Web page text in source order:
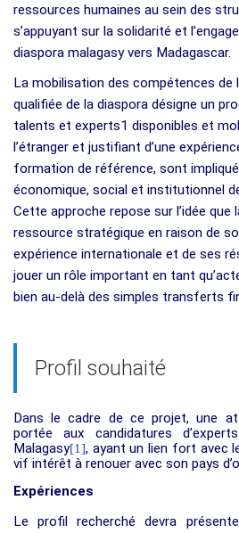
ressources humaines au sein des
s’appuyant sur la solidarité et
diaspora malagasy vers Madagascar.
La mobilisation des compétences de
qualifiée de la diaspora désigne un
talents et experts1 disponibles et
l’étranger et justifiant d’une
formation de référence, sont
économique, social et institutionnel
Cette approche repose sur l’idée
ressource stratégique en raison de
expérience internationale et de ses
jouer un rôle important en tant
bien au-delà des simples transferts
Profil souhaité
Dans le cadre de ce projet, une
portée aux candidatures
Malagasy[1], ayant un lien fort avec
vif intérêt à renouer avec son pays
Expériences
Le profil recherché devra